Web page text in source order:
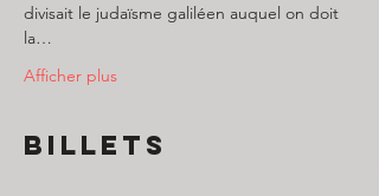
divisait le judaïsme galiléen auquel on doit
la…
Afficher plus
Billets